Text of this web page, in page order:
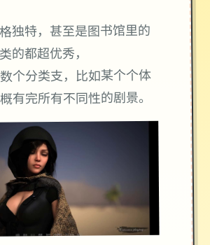
独特，甚至是图书馆里的
的都超优秀，
个分类支，比如某个个体
有完所有不同性的剧景。